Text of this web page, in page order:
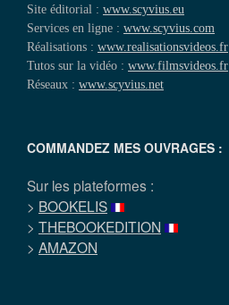
Site éditorial : www.scyvius.eu
Services en ligne : www.scyvius.com
Réalisations : www.realisationsvideos.fr
Tutos sur la vidéo : www.filmsvideos.fr
Réseaux : www.scyvius.net
COMMANDEZ MES OUVRAGES :
Sur les plateformes :
> BOOKELIS
> THEBOOKEDITION
> AMAZON